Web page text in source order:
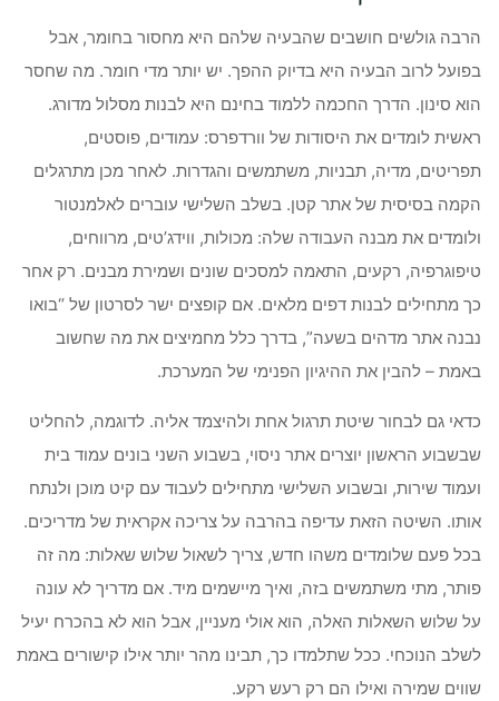
הרבה גולשים חושבים שהבעיה שלהם היא מחסור בחומר, אבל
בפועל לרוב הבעיה היא בדיוק ההפך. יש יותר מדי חומר. מה שחסר
הוא סינון. הדרך החכמה ללמוד בחינם היא לבנות מסלול מדורג.
ראשית לומדים את היסודות של וורדפרס: עמודים, פוסטים,
תפריטים, מדיה, תבניות, משתמשים והגדרות. לאחר מכן מתרגלים
הקמה בסיסית של אתר קטן. בשלב השלישי עוברים לאלמנטור
ולומדים את מבנה העבודה שלה: מכולות, ווידג’טים, מרווחים,
טיפוגרפיה, רקעים, התאמה למסכים שונים ושמירת מבנים. רק אחר
כך מתחילים לבנות דפים מלאים. אם קופצים ישר לסרטון של “בואו
נבנה אתר מדהים בשעה”, בדרך כלל מחמיצים את מה שחשוב
באמת – להבין את ההיגיון הפנימי של המערכת.
כדאי גם לבחור שיטת תרגול אחת ולהיצמד אליה. לדוגמה, להחליט
שבשבוע הראשון יוצרים אתר ניסוי, בשבוע השני בונים עמוד בית
ועמוד שירות, ובשבוע השלישי מתחילים לעבוד עם קיט מוכן ולנתח
אותו. השיטה הזאת עדיפה בהרבה על צריכה אקראית של מדריכים.
בכל פעם שלומדים משהו חדש, צריך לשאול שלוש שאלות: מה זה
פותר, מתי משתמשים בזה, ואיך מיישמים מיד. אם מדריך לא עונה
על שלוש השאלות האלה, הוא אולי מעניין, אבל הוא לא בהכרח יעיל
לשלב הנוכחי. ככל שתלמדו כך, תבינו מהר יותר אילו קישורים באמת
שווים שמירה ואילו הם רק רעש רקע.